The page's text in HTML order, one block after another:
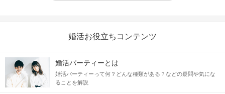
婚活お役立ちコンテンツ
婚活パーティーとは
婚活パーティーって何？どんな種類がある？などの疑問や気にな
ることを解説